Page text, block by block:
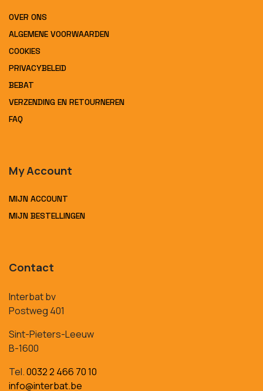
OVER ONS
ALGEMENE VOORWAARDEN
COOKIES
PRIVACYBELEID
BEBAT
VERZENDING EN RETOURNEREN
FAQ
My Account
MIJN ACCOUNT
MIJN BESTELLINGEN
Contact
Interbat bv
Postweg 401
Sint-Pieters-Leeuw
B-1600
Tel.0032 2 466 70 10
info@interbat.be